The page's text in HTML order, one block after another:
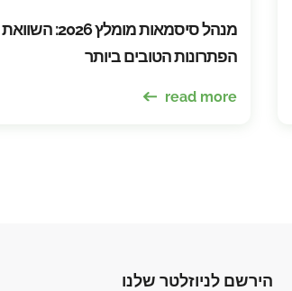
הפתרונות הטובים ביותר
read more
הירשם לניוזלטר שלנו